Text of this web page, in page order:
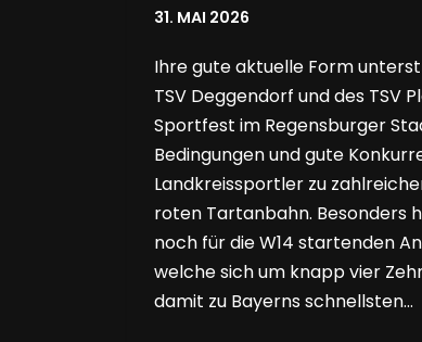
31. MAI 2026
Ihre gute aktuelle Form
TSV Deggendorf und des
Sportfest im Regensburger
Bedingungen und gute
Landkreissportler zu
roten Tartanbahn. Besonders
noch für die W14 startenden
welche sich um knapp vier
damit zu Bayerns schnellsten…